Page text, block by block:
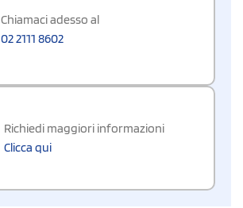
Chiamaci adesso al
02 2111 8602
Richiedi maggiori informazioni
Clicca qui